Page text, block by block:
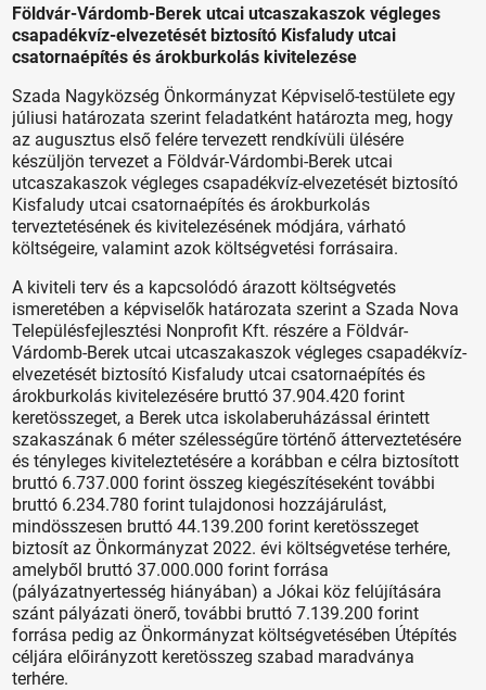
Földvár-Várdomb-Berek utcai utcaszakaszok végleges
csapadékvíz-elvezetését biztosító Kisfaludy utcai
csatornaépítés és árokburkolás kivitelezése
Szada Nagyközség Önkormányzat Képviselő-testülete egy
júliusi határozata szerint feladatként határozta meg, hogy
az augusztus első felére tervezett rendkívüli ülésére
készüljön tervezet a Földvár-Várdombi-Berek utcai
utcaszakaszok végleges csapadékvíz-elvezetését biztosító
Kisfaludy utcai csatornaépítés és árokburkolás
terveztetésének és kivitelezésének módjára, várható
költségeire, valamint azok költségvetési forrásaira.
A kiviteli terv és a kapcsolódó árazott költségvetés
ismeretében a képviselők határozata szerint a Szada Nova
Településfejlesztési Nonprofit Kft. részére a Földvár-
Várdomb-Berek utcai utcaszakaszok végleges csapadékvíz-
elvezetését biztosító Kisfaludy utcai csatornaépítés és
árokburkolás kivitelezésére bruttó 37.904.420 forint
keretösszeget, a Berek utca iskolaberuházással érintett
szakaszának 6 méter szélességűre történő átterveztetésére
és tényleges kiviteleztetésére a korábban e célra biztosított
bruttó 6.737.000 forint összeg kiegészítéseként további
bruttó 6.234.780 forint tulajdonosi hozzájárulást,
mindösszesen bruttó 44.139.200 forint keretösszeget
biztosít az Önkormányzat 2022. évi költségvetése terhére,
amelyből bruttó 37.000.000 forint forrása
(pályázatnyertesség hiányában) a Jókai köz felújítására
szánt pályázati önerő, további bruttó 7.139.200 forint
forrása pedig az Önkormányzat költségvetésében Útépítés
céljára előirányzott keretösszeg szabad maradványa
terhére.